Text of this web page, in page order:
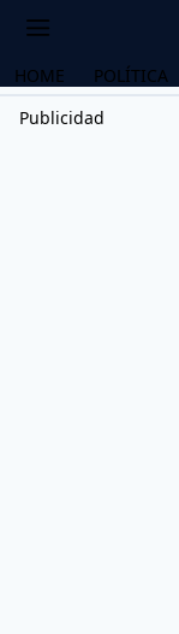
HOME POLÍTICA
Publicidad